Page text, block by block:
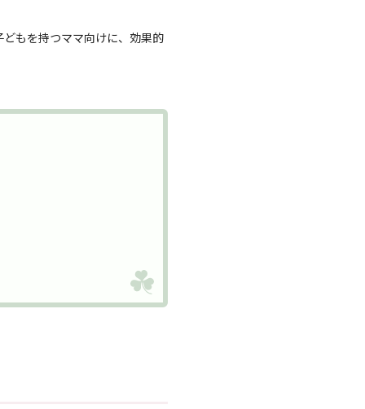
もを持つママ向けに、効果的